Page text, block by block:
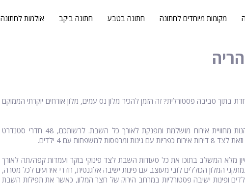
מקומות מיוחדים לחתונה חתונה בטבע חתונה ביקב אולמות לחתונה
בתוך סביבה פסטורלית? זה הזמן להכיר מלון נס עמים, מלון אורחים יוקרתי הממוקם
בשטח המלון, תוכלו לקיים אירועי שבת חתן לחתונה וליהנות מחוויית אירוח מושלמת ומפנקת לאורך כל השבת. לרשותכם, 48 חדרי סטנדרט
מלא המשלב בתוכו את כל סעודות השבת לצד פינוקי בוקר ועמדות קפה/תה לאורך
המלון הכוללים לובי מעוצב עם פינות ישיבה אלגנטית, חדרי אירועים לכל מטרה,
ופינות ישיבה פסטורליות במרחב הירוק של חצר המלון, כאשר את תפילות השבת